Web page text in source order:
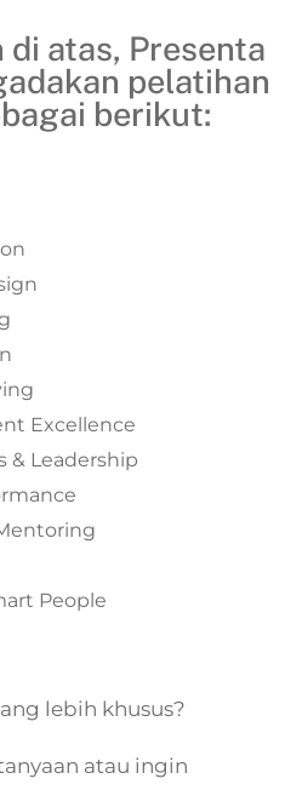
atas, Presenta
pelatihan
berikut:
Excellence
& Leadership
People
lebih khusus?
atau ingin